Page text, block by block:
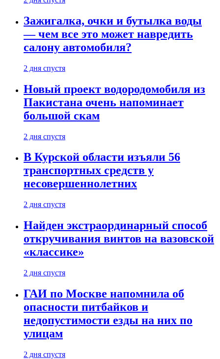
Зажигалка, очки и бутылка воды
— чем все это может навредить
салону автомобиля?
2 дня спустя
Новый проект водородомобиля из
Пакистана очень напоминает
большой скам
2 дня спустя
В Курской области изъяли 56
транспортных средств у
несовершеннолетних
2 дня спустя
Найден экстраординарный способ
откручивания винтов на вазовской
«классике»
2 дня спустя
ГАИ по Москве напомнила об
опасности питбайков и
недопустимости езды на них по
улицам
2 дня спустя